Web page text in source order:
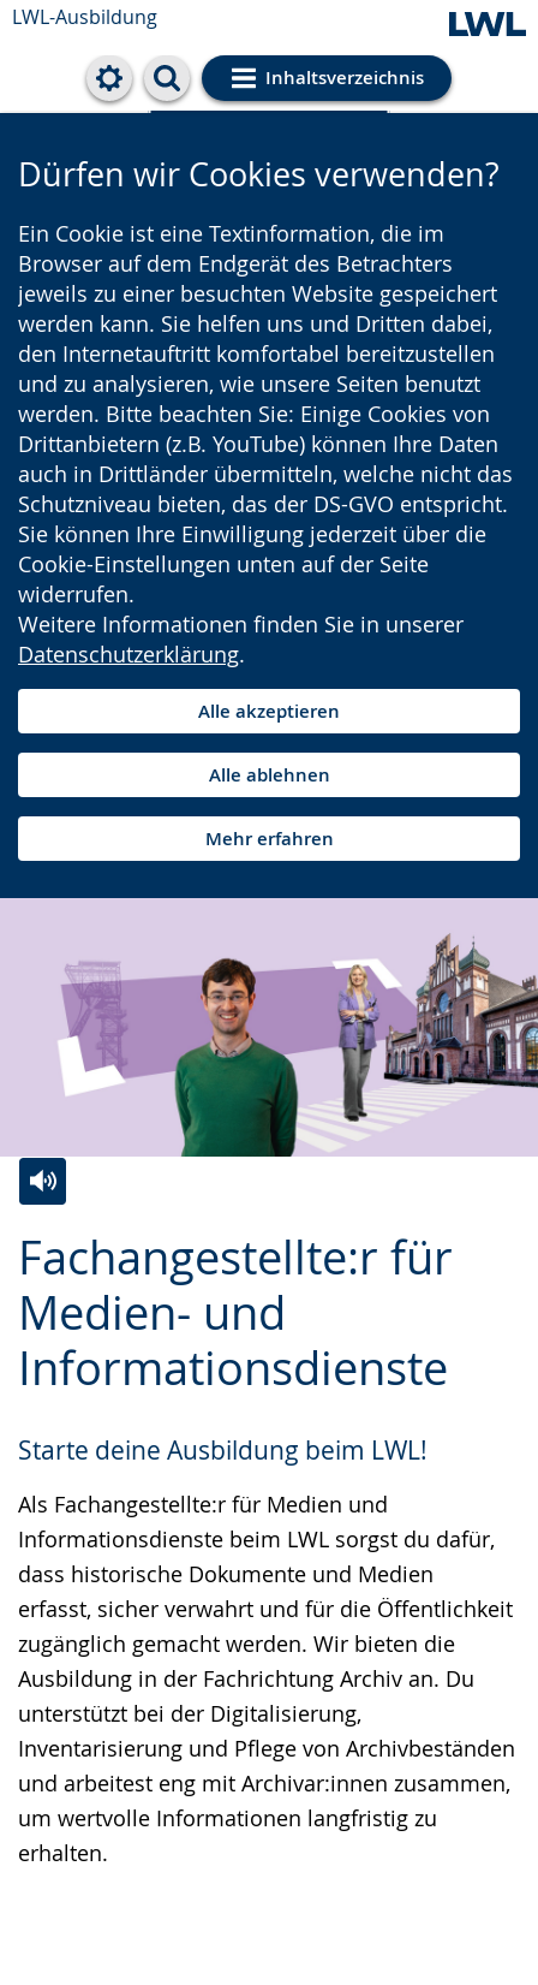
LWL-Ausbildung
Inhaltsverzeichnis
Cookie-Einstellungen
Dürfen wir Cookies verwenden?
Ein Cookie ist eine Textinformation, die im
Browser auf dem Endgerät des Betrachters
jeweils zu einer besuchten Website gespeichert
werden kann. Sie helfen uns und Dritten dabei,
den Internetauftritt komfortabel bereitzustellen
und zu analysieren, wie unsere Seiten benutzt
werden. Bitte beachten Sie: Einige Cookies von
Drittanbietern (z.B. YouTube) können Ihre Daten
auch in Drittländer übermitteln, welche nicht das
Schutzniveau bieten, das der DS-GVO entspricht.
Sie können Ihre Einwilligung jederzeit über die
Cookie-Einstellungen unten auf der Seite
widerrufen.
Weitere Informationen finden Sie in unserer
Datenschutzerklärung.
Alle akzeptieren
Alle ablehnen
Mehr erfahren
Fachangestellte:r für
Medien- und
Informationsdienste
Starte deine Ausbildung beim LWL!
Als Fachangestellte:r für Medien und
Informationsdienste beim LWL sorgst du dafür,
dass historische Dokumente und Medien
erfasst, sicher verwahrt und für die Öffentlichkeit
zugänglich gemacht werden. Wir bieten die
Ausbildung in der Fachrichtung Archiv an. Du
unterstützt bei der Digitalisierung,
Inventarisierung und Pflege von Archivbeständen
und arbeitest eng mit Archivar:innen zusammen,
um wertvolle Informationen langfristig zu
erhalten.
Leichten
Sprache
wechseln.
Audio-
Unterstützung.
Video
in
Deutscher
Gebärdensprache